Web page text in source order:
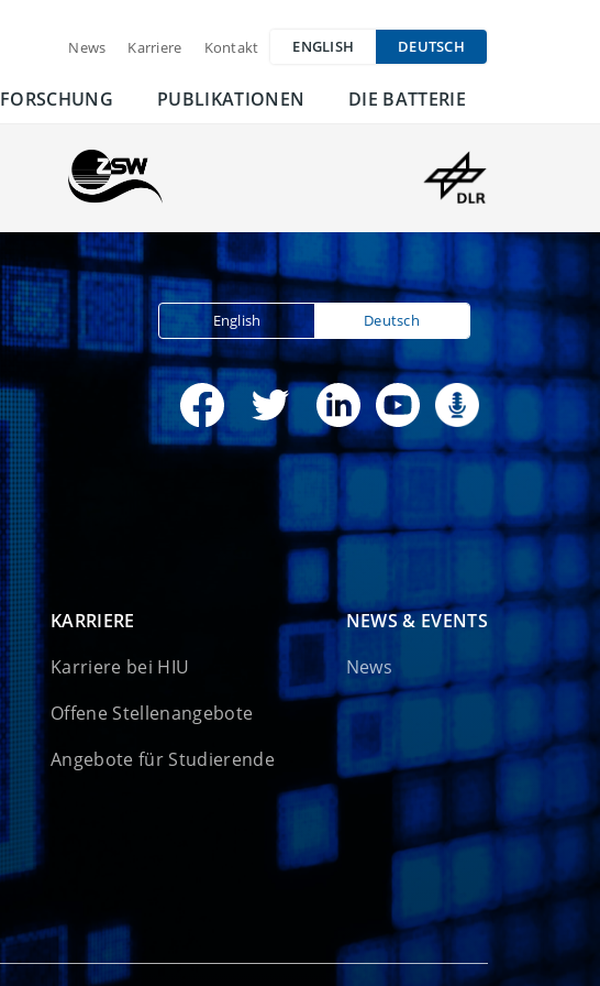
News Karriere Kontakt ENGLISH DEUTSCH
FORSCHUNG PUBLIKATIONEN DIE BATTERIE
English Deutsch
KARRIERE
Karriere bei HIU
Offene Stellenangebote
Angebote für Studierende
NEWS & EVENTS
News